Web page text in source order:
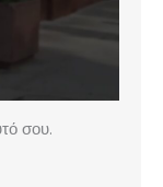
σου.